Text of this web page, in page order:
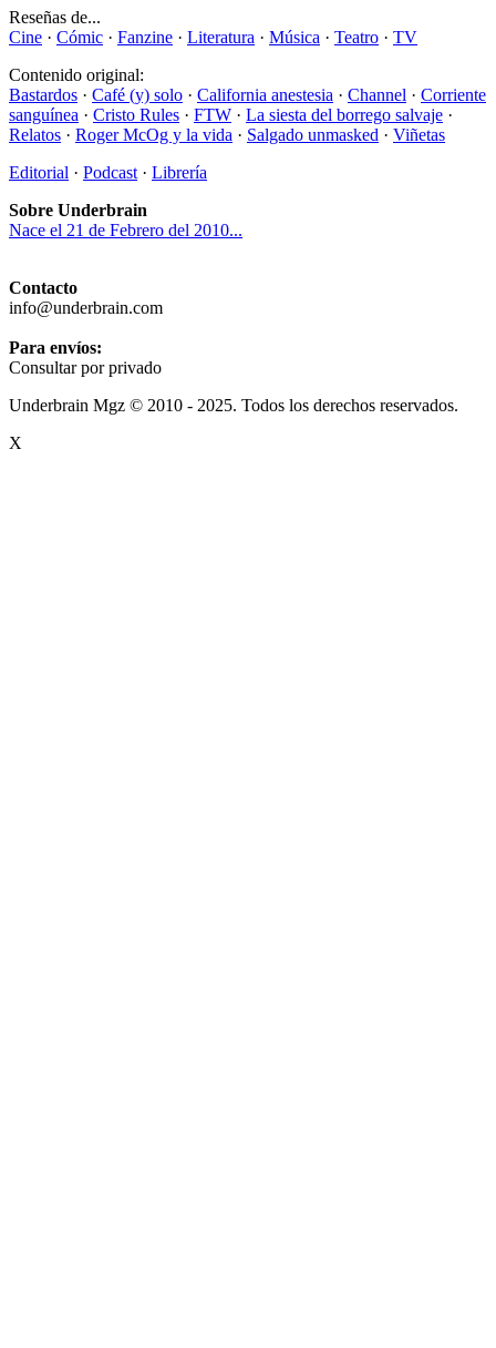
Reseñas de...
Cine · Cómic · Fanzine · Literatura · Música · Teatro · TV
Contenido original:
Bastardos · Café (y) solo · California anestesia · Channel · Corriente
sanguínea · Cristo Rules · FTW · La siesta del borrego salvaje ·
Relatos · Roger McOg y la vida · Salgado unmasked · Viñetas
Editorial · Podcast · Librería
Sobre Underbrain
Nace el 21 de Febrero del 2010...
Contacto
info@underbrain.com
Para envíos:
Consultar por privado
Underbrain Mgz © 2010 - 2025. Todos los derechos reservados.
X